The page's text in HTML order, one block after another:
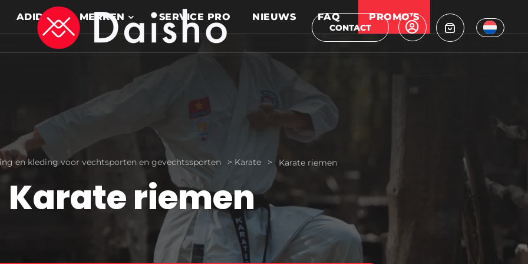
CONTACT
ADIDAS MERKEN SERVICE PRO NIEUWS FAQ PROMO’S
Karate riemen
en kleding voor vechtsporten en gevechtssporten > Karate > Karate riemen